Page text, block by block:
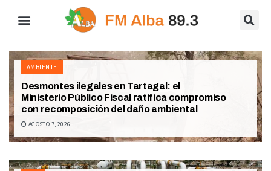
AMBIENTE
Desmontes ilegales en Tartagal: el
Ministerio Público Fiscal ratifica compromiso
con recomposición del daño ambiental
AGOSTO 7, 2026